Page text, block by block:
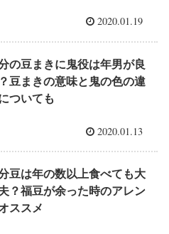
2020.01.19
の豆まきに鬼役は年男が良
豆まきの意味と鬼の色の違
ついても
2020.01.13
豆は年の数以上食べても大
？福豆が余った時のアレン
ススメ